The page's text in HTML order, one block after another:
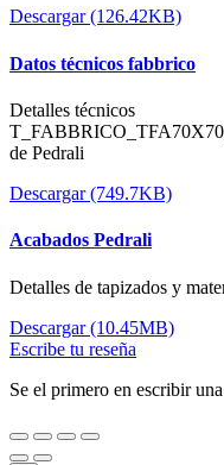
Descargar (126.42KB)
Datos técnicos fabbrico
Detalles técnicos
de Pedrali
Descargar (749.7KB)
Acabados Pedrali
Detalles de tapizados y
Descargar (10.45MB)
Escribe tu reseña
Se el primero en escribir una